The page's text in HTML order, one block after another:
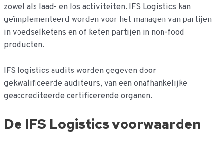
zowel als laad- en los activiteiten. IFS Logistics kan
geïmplementeerd worden voor het managen van partijen
in voedselketens en of keten partijen in non-food
producten.
IFS logistics audits worden gegeven door
gekwalificeerde auditeurs, van een onafhankelijke
geaccrediteerde certificerende organen.
De IFS Logistics voorwaarden